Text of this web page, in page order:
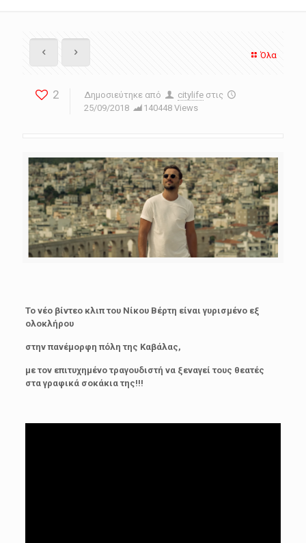
Όλα
2 Δημοσιεύτηκε από citylife στις
25/09/2018
140448 Views
Το νέο βίντεο κλιπ του Νίκου Βέρτη είναι γυρισμένο εξ
ολοκλήρου
στην πανέμορφη πόλη της Καβάλας,
με τον επιτυχημένο τραγουδιστή να ξεναγεί τους θεατές
στα γραφικά σοκάκια της!!!